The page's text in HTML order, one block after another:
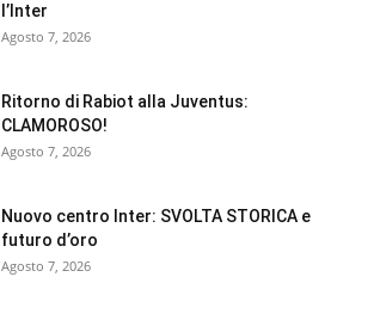
l’Inter
Agosto 7, 2026
Ritorno di Rabiot alla Juventus:
CLAMOROSO!
Agosto 7, 2026
Nuovo centro Inter: SVOLTA STORICA e
futuro d’oro
Agosto 7, 2026